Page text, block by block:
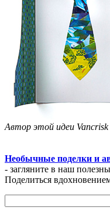
Автор этой идеи
Необычные поделки и
- загляните в наш
Поделиться